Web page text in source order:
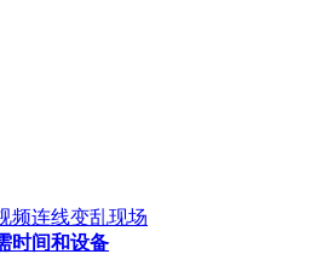
频连线变乱现场
时间和设备